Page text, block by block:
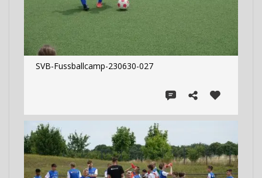
SVB-Fussballcamp-230630-027